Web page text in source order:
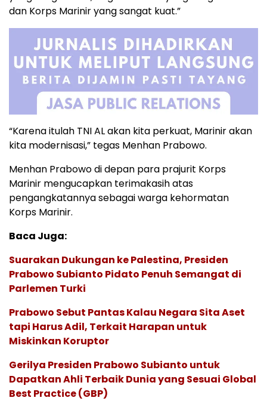
dan Korps Marinir yang sangat kuat.”
“Karena itulah TNI AL akan kita perkuat, Marinir akan
kita modernisasi,” tegas Menhan Prabowo.
Menhan Prabowo di depan para prajurit Korps
Marinir mengucapkan terimakasih atas
pengangkatannya sebagai warga kehormatan
Korps Marinir.
Baca Juga:
Suarakan Dukungan ke Palestina, Presiden
Prabowo Subianto Pidato Penuh Semangat di
Parlemen Turki
Prabowo Sebut Pantas Kalau Negara Sita Aset
tapi Harus Adil, Terkait Harapan untuk
Miskinkan Koruptor
Gerilya Presiden Prabowo Subianto untuk
Dapatkan Ahli Terbaik Dunia yang Sesuai Global
Best Practice (GBP)